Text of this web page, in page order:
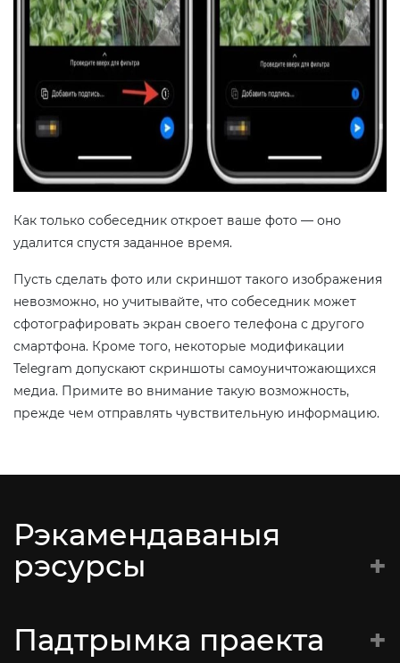
Как только собеседник откроет ваше фото — оно
удалится спустя заданное время.
Пусть сделать фото или скриншот такого изображения
невозможно, но учитывайте, что собеседник может
сфотографировать экран своего телефона с другого
смартфона. Кроме того, некоторые модификации
Telegram допускают скриншоты самоуничтожающихся
медиа. Примите во внимание такую возможность,
прежде чем отправлять чувствительную информацию.
Рэкамендаваныя
рэсурсы
Супраціў
Падтрымка праекта